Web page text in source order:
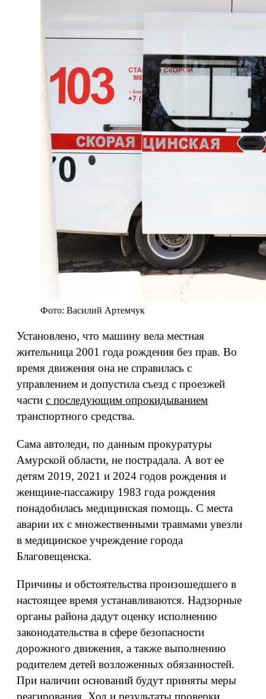
Фото: Василий Артемчук
Установлено, что машину вела местная
жительница 2001 года рождения без прав. Во
время движения она не справилась с
управлением и допустила съезд с проезжей
части с последующим опрокидыванием
транспортного средства.
Сама автоледи, по данным прокуратуры
Амурской области, не пострадала. А вот ее
детям 2019, 2021 и 2024 годов рождения и
женщине-пассажиру 1983 года рождения
понадобилась медицинская помощь. С места
аварии их с множественными травмами увезли
в медицинское учреждение города
Благовещенска.
Причины и обстоятельства произошедшего в
настоящее время устанавливаются. Надзорные
органы района дадут оценку исполнению
законодательства в сфере безопасности
дорожного движения, а также выполнению
родителем детей возложенных обязанностей.
При наличии оснований будут приняты меры
реагирования. Ход и результаты проверки,